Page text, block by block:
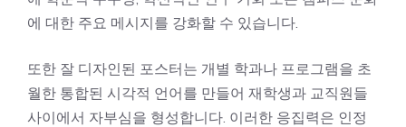
에 대한 주요 메시지를 강화할 수 있습니다.
또한 잘 디자인된 포스터는 개별 학과나 프로그램을 초
월한 통합된 시각적 언어를 만들어 재학생과 교직원들
사이에서 자부심을 형성합니다. 이러한 응집력은 인정